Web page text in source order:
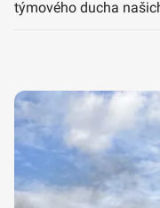
týmového ducha